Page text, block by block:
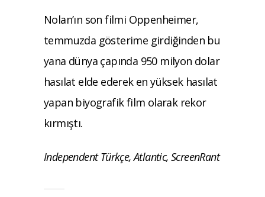
Nolan’ın son filmi Oppenheimer,
temmuzda gösterime girdiğinden bu
yana dünya çapında 950 milyon dolar
hasılat elde ederek en yüksek hasılat
yapan biyografik film olarak rekor
kırmıştı.
Independent Türkçe, Atlantic, ScreenRant